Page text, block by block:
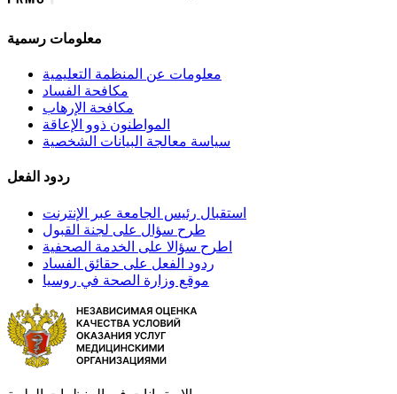
معلومات رسمية
معلومات عن المنظمة التعليمية
مكافحة الفساد
مكافحة الإرهاب
المواطنون ذوو الإعاقة
سياسة معالجة البيانات الشخصية
ردود الفعل
استقبال رئيس الجامعة عبر الإنترنت
طرح سؤال على لجنة القبول
اطرح سؤالا على الخدمة الصحفية
ردود الفعل على حقائق الفساد
موقع وزارة الصحة في روسيا